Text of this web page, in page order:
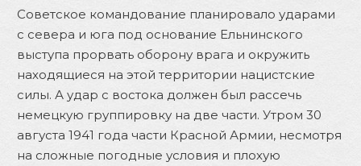
Советское командование планировало ударами
с севера и юга под основание Ельнинского
выступа прорвать оборону врага и окружить
находящиеся на этой территории нацистские
силы. А удар с востока должен был рассечь
немецкую группировку на две части. Утром 30
августа 1941 года части Красной Армии, несмотря
на сложные погодные условия и плохую